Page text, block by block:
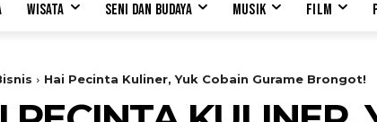
WISATA SENI DAN BUDAYA MUSIK FILM
Hai Pecinta Kuliner, Yuk Cobain Gurame Brongot!